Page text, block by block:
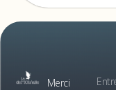
Merci